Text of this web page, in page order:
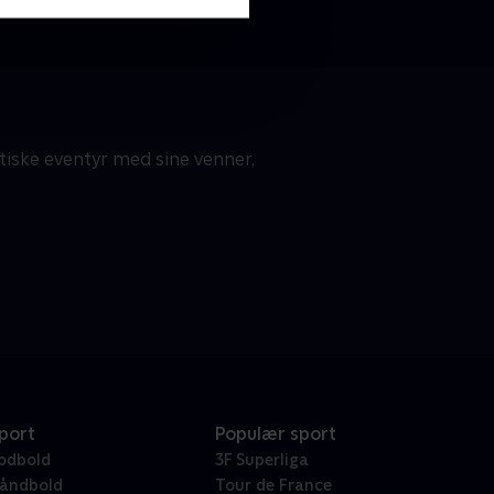
eventyr med sine venner,
Populær sport
3F Superliga
Tour de France